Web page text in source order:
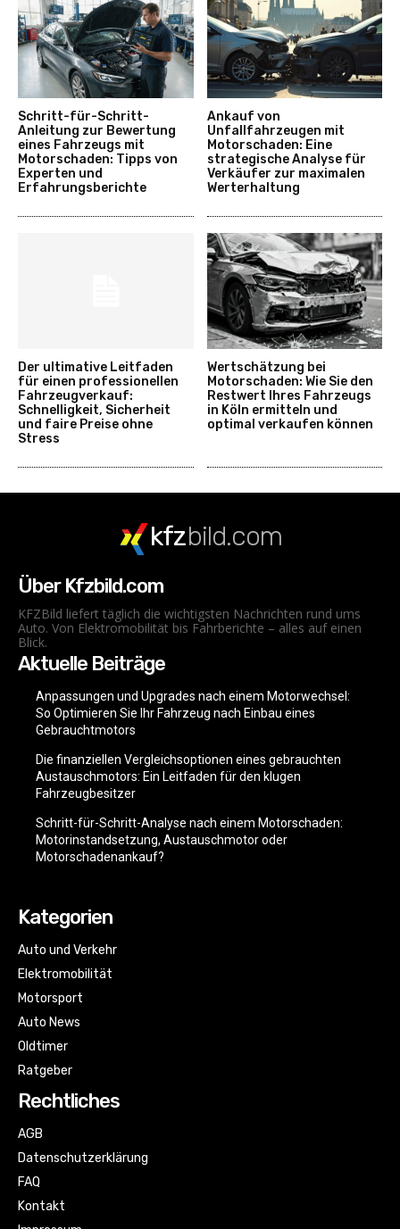
Schritt-für-Schritt-
Anleitung zur Bewertung
eines Fahrzeugs mit
Motorschaden: Tipps von
Experten und
Erfahrungsberichte
Ankauf von
Unfallfahrzeugen mit
Motorschaden: Eine
strategische Analyse für
Verkäufer zur maximalen
Werterhaltung
Der ultimative Leitfaden
für einen professionellen
Fahrzeugverkauf:
Schnelligkeit, Sicherheit
und faire Preise ohne
Stress
Wertschätzung bei
Motorschaden: Wie Sie den
Restwert Ihres Fahrzeugs
in Köln ermitteln und
optimal verkaufen können
kfzbild.com
Über Kfzbild.com
KFZBild liefert täglich die wichtigsten Nachrichten rund ums
Auto. Von Elektromobilität bis Fahrberichte – alles auf einen
Blick.
Aktuelle Beiträge
Anpassungen und Upgrades nach einem Motorwechsel:
So Optimieren Sie Ihr Fahrzeug nach Einbau eines
Gebrauchtmotors
Die finanziellen Vergleichsoptionen eines gebrauchten
Austauschmotors: Ein Leitfaden für den klugen
Fahrzeugbesitzer
Schritt-für-Schritt-Analyse nach einem Motorschaden:
Motorinstandsetzung, Austauschmotor oder
Motorschadenankauf?
Kategorien
Auto und Verkehr
Elektromobilität
Motorsport
Auto News
Oldtimer
Ratgeber
Rechtliches
AGB
Datenschutzerklärung
FAQ
Kontakt